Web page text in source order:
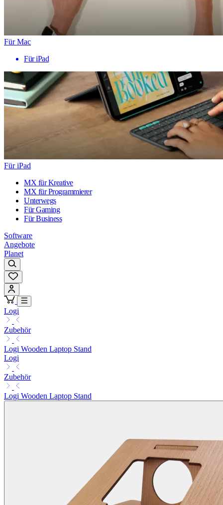
Für Mac
Für iPad
Für iPad
MX für Kreative
MX für Programmierer
Unterwegs
Für Gaming
Für Business
Software
Angebote
Planet
Logi
Zubehör
Logi Wooden Laptop Stand
Logi
Zubehör
Logi Wooden Laptop Stand